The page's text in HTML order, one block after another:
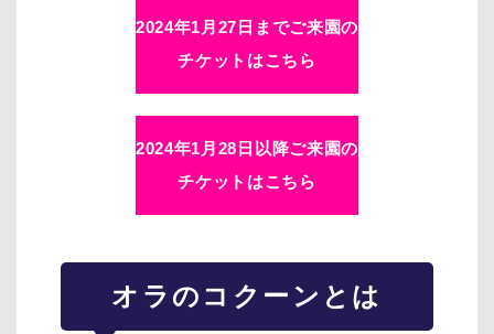
2024年1月27日までご来園の
チケットはこちら
2024年1月28日以降ご来園の
チケットはこちら
オラのコクーンとは